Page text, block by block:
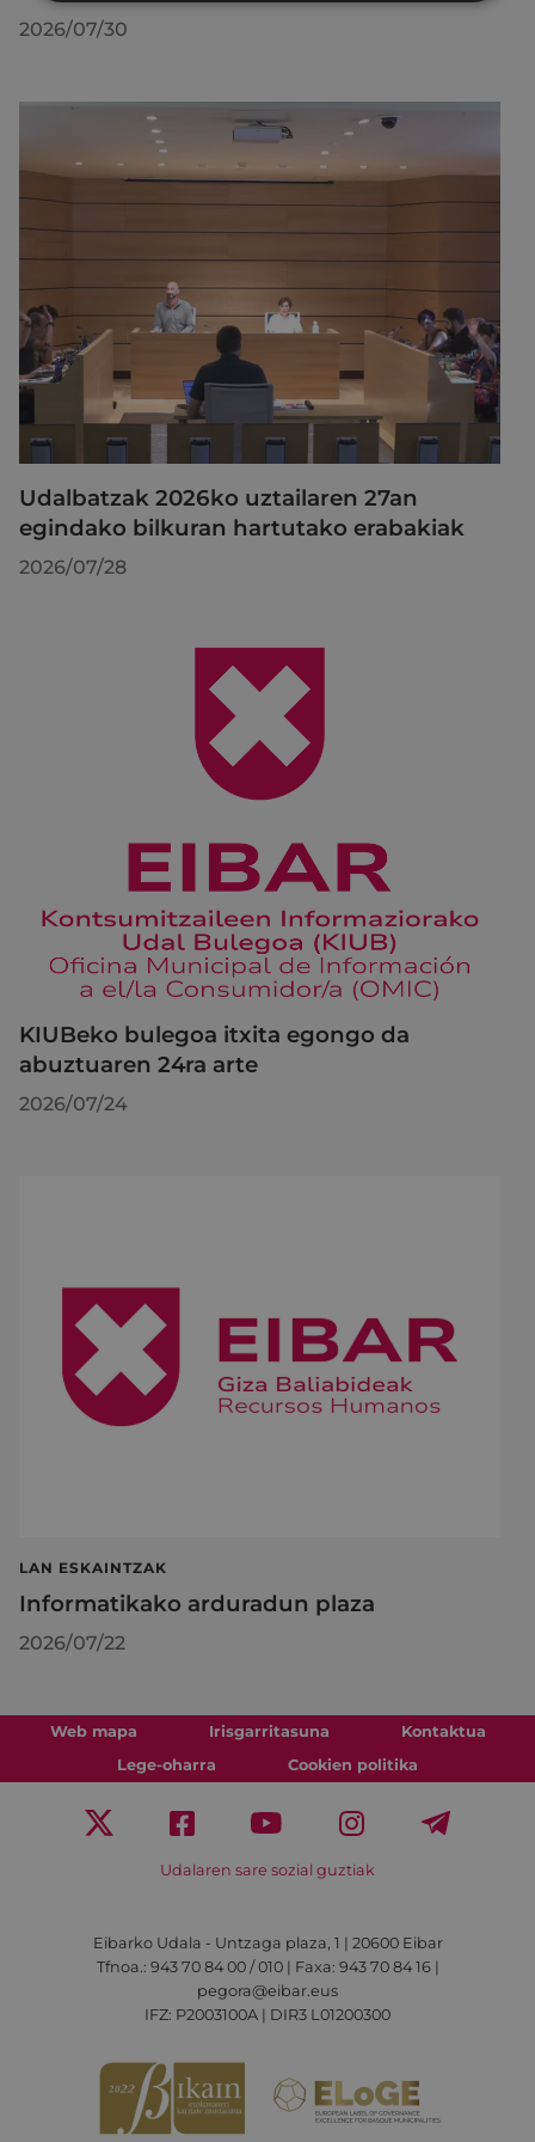
2026/07/30
Udalbatzak 2026ko uztailaren 27an
egindako bilkuran hartutako erabakiak
2026/07/28
KIUBeko bulegoa itxita egongo da
abuztuaren 24ra arte
2026/07/24
LAN ESKAINTZAK
Informatikako arduradun plaza
2026/07/22
Web mapa Irisgarritasuna
Kontaktua
Lege-oharra
Cookien politika
Udalaren sare sozial guztiak
Eibarko Udala - Untzaga plaza, 1 | 20600 Eibar
Tfnoa.: 943 70 84 00 / 010 | Faxa: 943 70 84 16 |
pegora@eibar.eus
IFZ: P2003100A | DIR3 L01200300